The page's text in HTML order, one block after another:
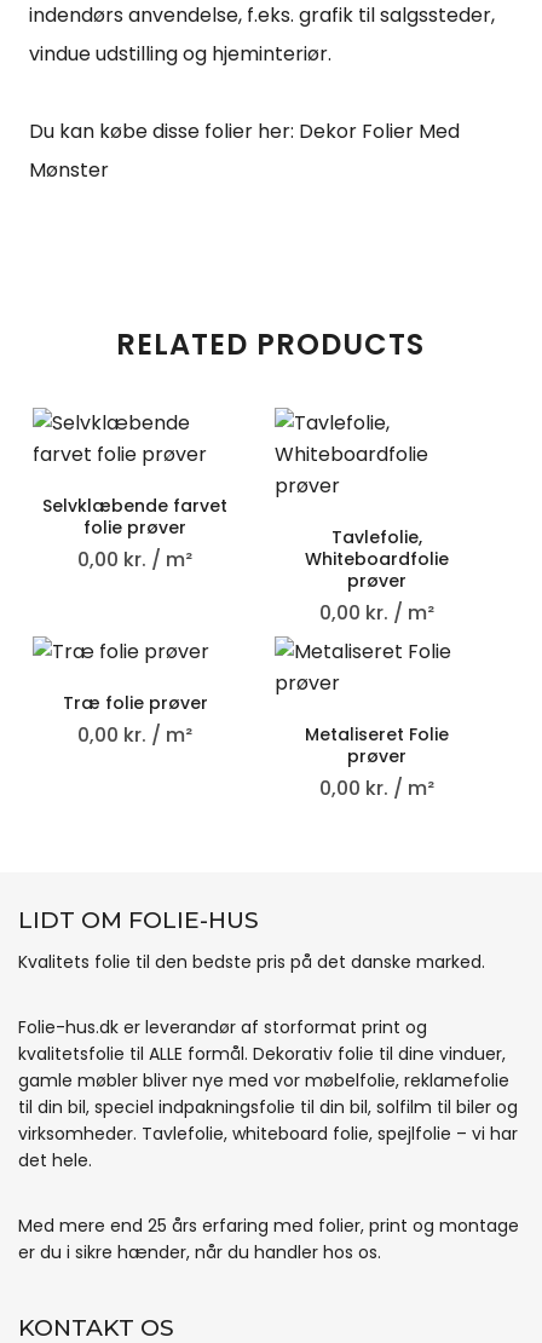
indendørs anvendelse, f.eks. grafik til salgssteder,
vindue udstilling og hjeminteriør.
Du kan købe disse folier her: Dekor Folier Med
Mønster
RELATED PRODUCTS
Selvklæbende farvet
folie prøver
0,00 kr. / m²
Tavlefolie,
Whiteboardfolie
prøver
0,00 kr. / m²
Træ folie prøver
0,00 kr. / m²
Metaliseret Folie
prøver
0,00 kr. / m²
LIDT OM FOLIE-HUS
Kvalitets folie til den bedste pris på det danske marked.
Folie-hus.dk er leverandør af storformat print og
kvalitetsfolie til ALLE formål. Dekorativ folie til dine vinduer,
gamle møbler bliver nye med vor møbelfolie, reklamefolie
til din bil, speciel indpakningsfolie til din bil, solfilm til biler og
virksomheder. Tavlefolie, whiteboard folie, spejlfolie – vi har
det hele.
Med mere end 25 års erfaring med folier, print og montage
er du i sikre hænder, når du handler hos os.
KONTAKT OS